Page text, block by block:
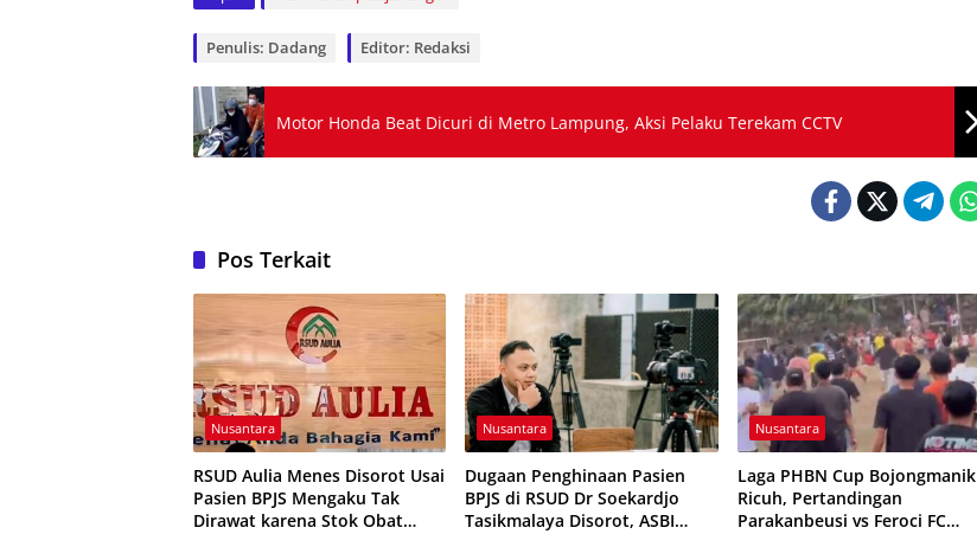
Penulis: Dadang Editor: Redaksi
Motor Honda Beat Dicuri di Metro Lampung, Aksi Pelaku Terekam CCTV
Pos Terkait
Nusantara
RSUD Aulia Menes Disorot Usai
Pasien BPJS Mengaku Tak
Dirawat karena Stok Obat
Nusantara
Dugaan Penghinaan Pasien
BPJS di RSUD Dr Soekardjo
Tasikmalaya Disorot, ASBI
Nusantara
Laga PHBN Cup Bojongmanik
Ricuh, Pertandingan
Parakanbeusi vs Feroci FC